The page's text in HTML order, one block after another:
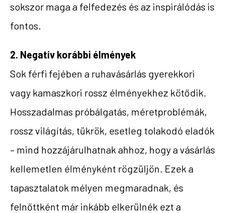
sokszor maga a felfedezés és az inspirálódás is
fontos.
2. Negatív korábbi élmények
Sok férfi fejében a ruhavásárlás gyerekkori
vagy kamaszkori rossz élményekhez kötődik.
Hosszadalmas próbálgatás, méretproblémák,
rossz világítás, tükrök, esetleg tolakodó eladók
– mind hozzájárulhatnak ahhoz, hogy a vásárlás
kellemetlen élményként rögzüljön. Ezek a
tapasztalatok mélyen megmaradnak, és
felnőttként már inkább elkerülnék ezt a